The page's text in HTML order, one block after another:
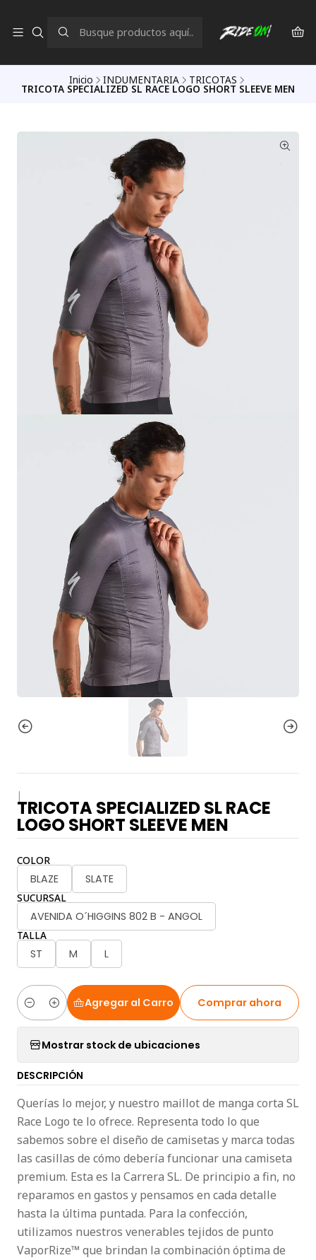
Inicio INDUMENTARIA TRICOTAS
TRICOTA SPECIALIZED SL RACE LOGO SHORT SLEEVE MEN
|
TRICOTA SPECIALIZED SL RACE
LOGO SHORT SLEEVE MEN
COLOR
BLAZE SLATE
SUCURSAL
AVENIDA O´HIGGINS 802 B - ANGOL
TALLA
ST M L
Cantidad
Agregar al Carro Comprar ahora
Mostrar stock de ubicaciones
DESCRIPCIÓN
Querías lo mejor, y nuestro maillot de manga corta SL
Race Logo te lo ofrece. Representa todo lo que
sabemos sobre el diseño de camisetas y marca todas
las casillas de cómo debería funcionar una camiseta
premium. Esta es la Carrera SL. De principio a fin, no
reparamos en gastos y pensamos en cada detalle
hasta la última puntada. Para la confección,
utilizamos nuestros venerables tejidos de punto
VaporRize™ que brindan la combinación óptima de